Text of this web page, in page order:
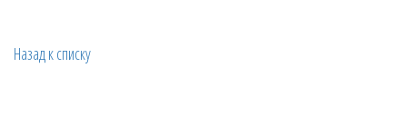
Назад к списку